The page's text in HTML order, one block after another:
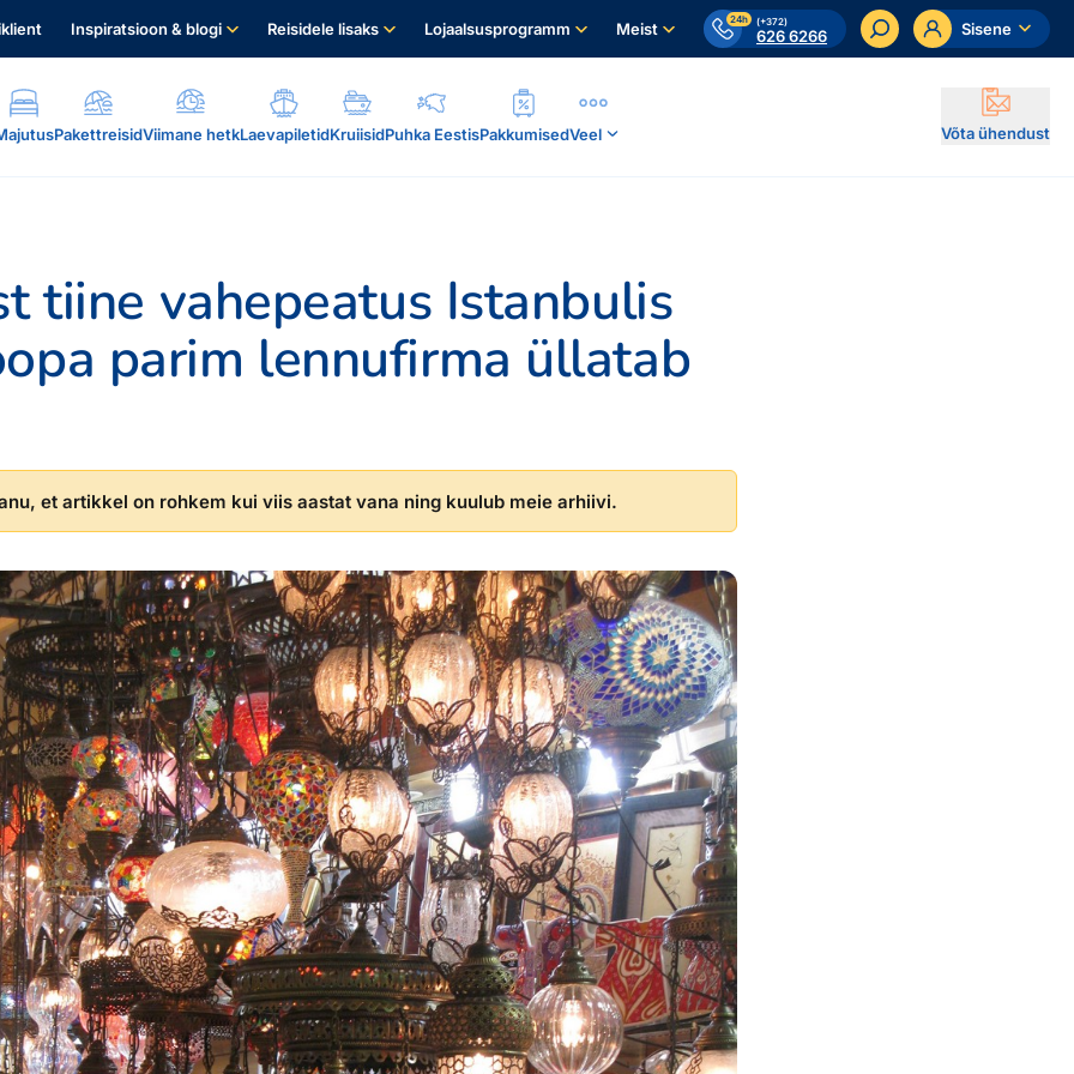
Inspiratsioon & blogi Reisidele lisaks Lojaalsusprogramm Meist 24h (+372)
626 6266 Sisene
PakettreisidViimane hetkLaevapiletidKruiisidPuhka EestisPakkumisedVeel Võta ühendust
tiine vahepeatus Istanbulis
parim lennufirma üllatab
et artikkel on rohkem kui viis aastat vana ning kuulub meie arhiivi.